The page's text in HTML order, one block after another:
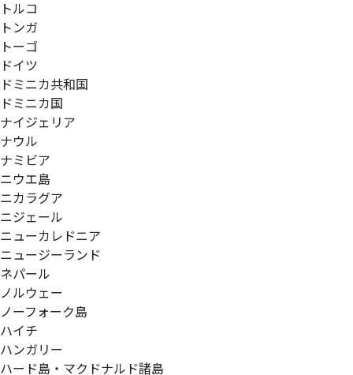
トルコ
トンガ
トーゴ
ドイツ
ドミニカ共和国
ドミニカ国
ナイジェリア
ナウル
ナミビア
ニウエ島
ニカラグア
ニジェール
ニューカレドニア
ニュージーランド
ネパール
ノルウェー
ノーフォーク島
ハイチ
ハンガリー
ハード島・マクドナルド諸島